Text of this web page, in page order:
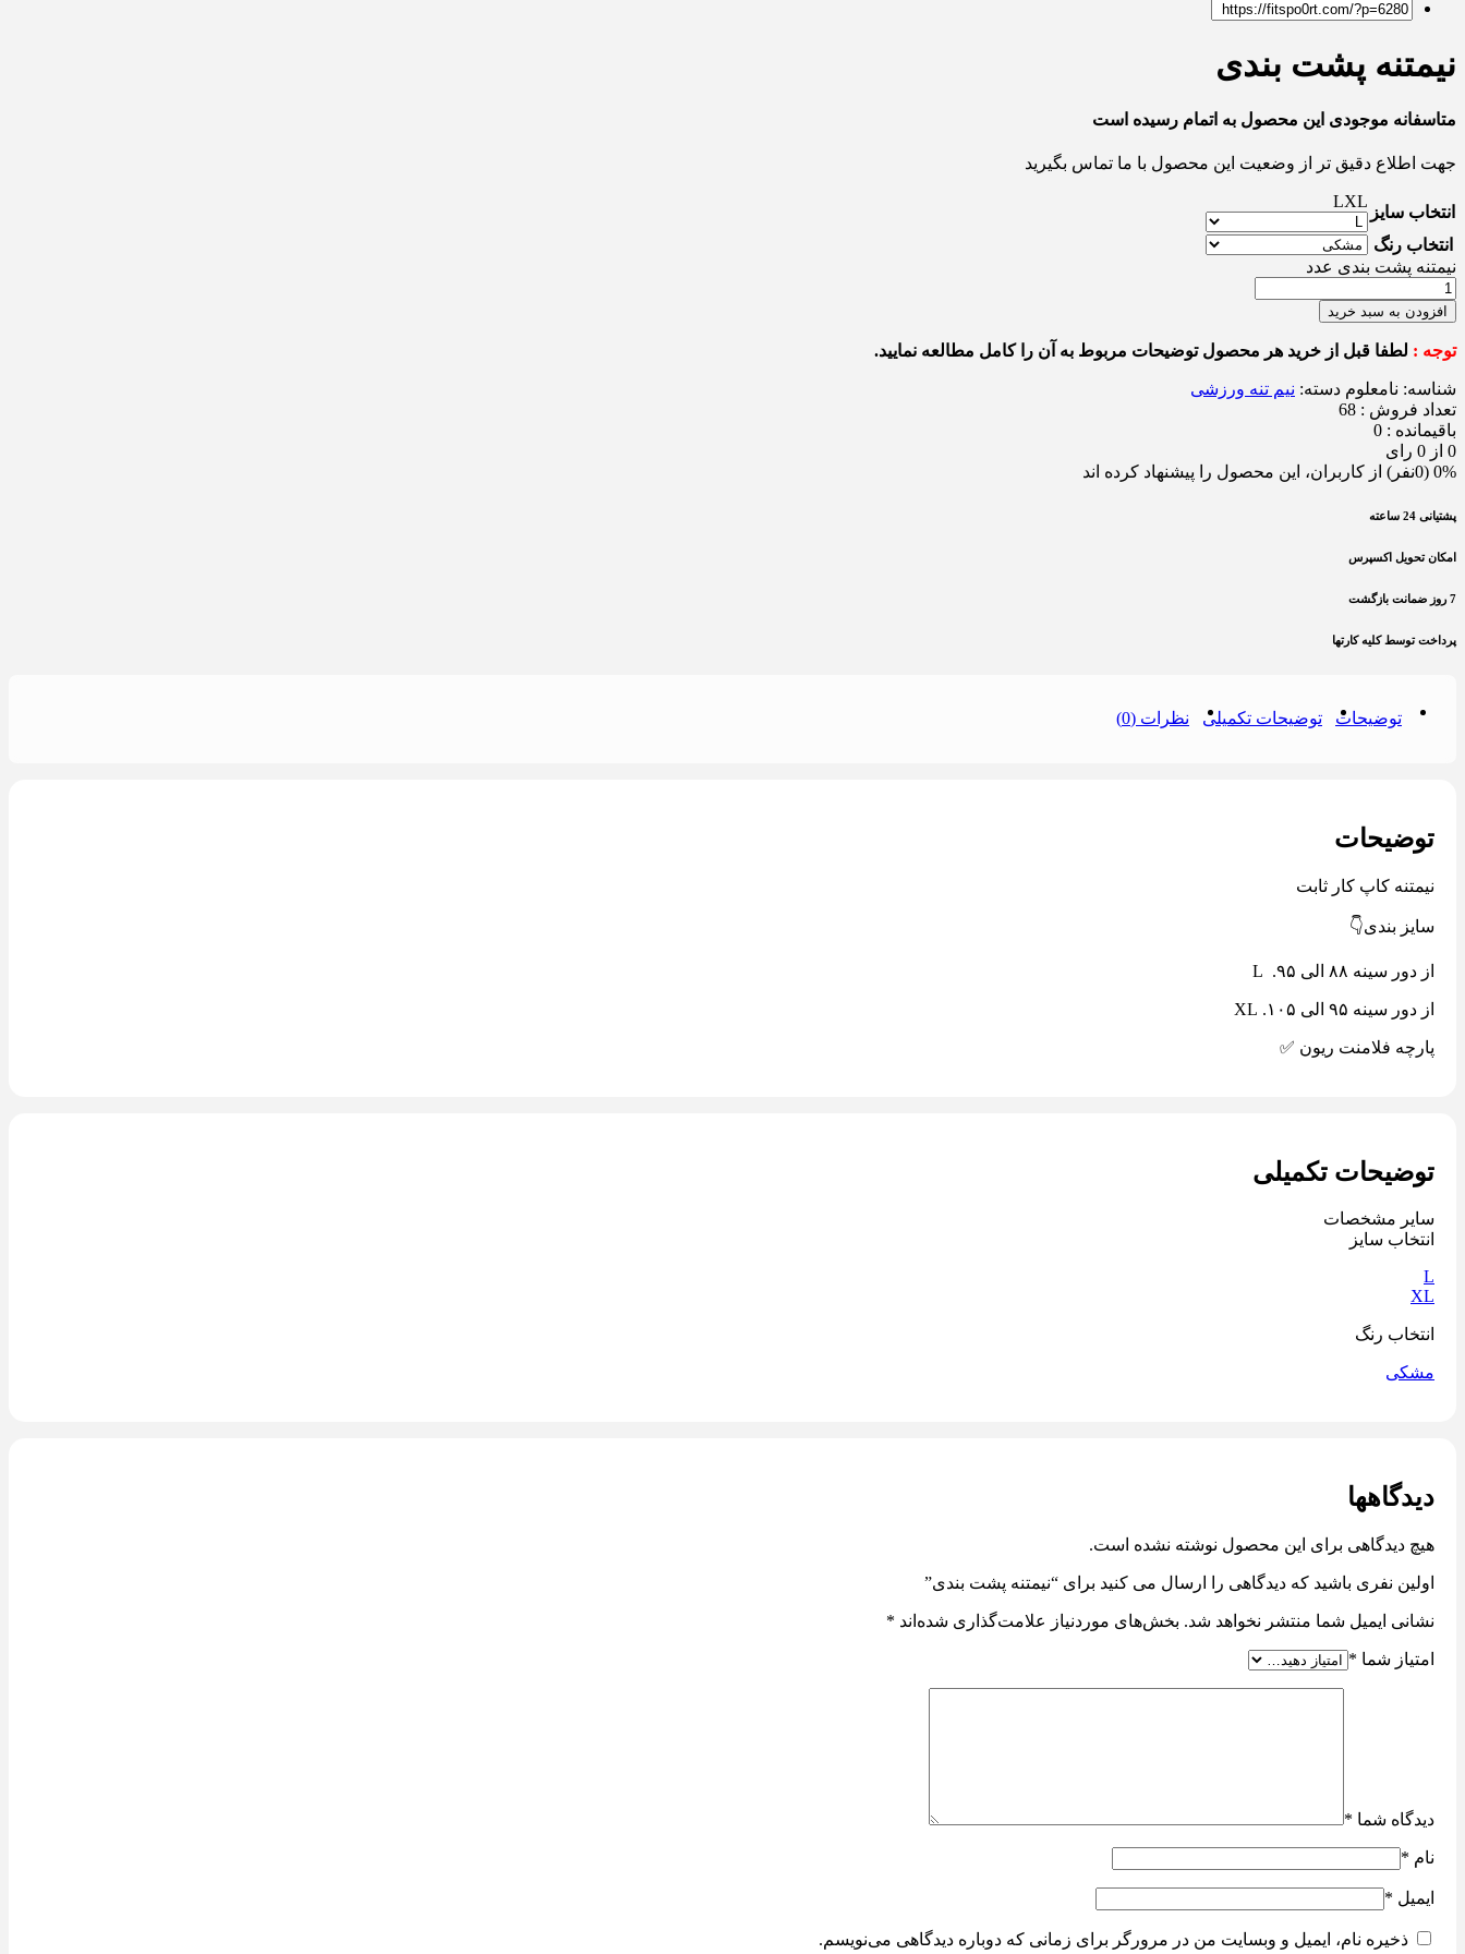
نیمتنه پشت بندی
متاسفانه موجودی این محصول به اتمام رسیده است
جهت اطلاع دقیق تر از وضعیت این محصول با ما تماس بگیرید
انتخاب سایز
LXL
انتخاب رنگ
نیمتنه پشت بندی عدد
افزودن به سبد خرید
توجه : لطفا قبل از خرید هر محصول توضیحات مربوط به آن را کامل مطالعه نمایید.
شناسه: نامعلوم دسته: نیم تنه ورزشی
تعداد فروش : 68
باقیمانده : 0
0 از 0 رای
0% (0نفر) از کاربران، این محصول را پیشنهاد کرده اند
پشتیانی 24 ساعته
امکان تحویل اکسپرس
7 روز ضمانت بازگشت
پرداخت توسط کلیه کارتها
توضیحات توضیحات تکمیلی نظرات (0)
توضیحات
نیمتنه کاپ کار ثابت
سایز بندی👇
از دور سینه ٨٨ الی ٩۵. L
از دور سینه ٩۵ الی ١٠۵. XL
پارچه فلامنت ریون ✅
توضیحات تکمیلی
سایر مشخصات
انتخاب سایز
L
XL
انتخاب رنگ
مشکی
دیدگاهها
هیچ دیدگاهی برای این محصول نوشته نشده است.
اولین نفری باشید که دیدگاهی را ارسال می کنید برای “نیمتنه پشت بندی”
نشانی ایمیل شما منتشر نخواهد شد. بخش‌های موردنیاز علامت‌گذاری شده‌اند *
امتیاز شما *
دیدگاه شما *
نام *
ایمیل *
ذخیره نام، ایمیل و وبسایت من در مرورگر برای زمانی که دوباره دیدگاهی می‌نویسم.